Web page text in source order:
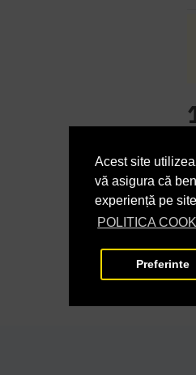
Acest site
vă asigura că
experiență pe
POLITICA
Preferinte